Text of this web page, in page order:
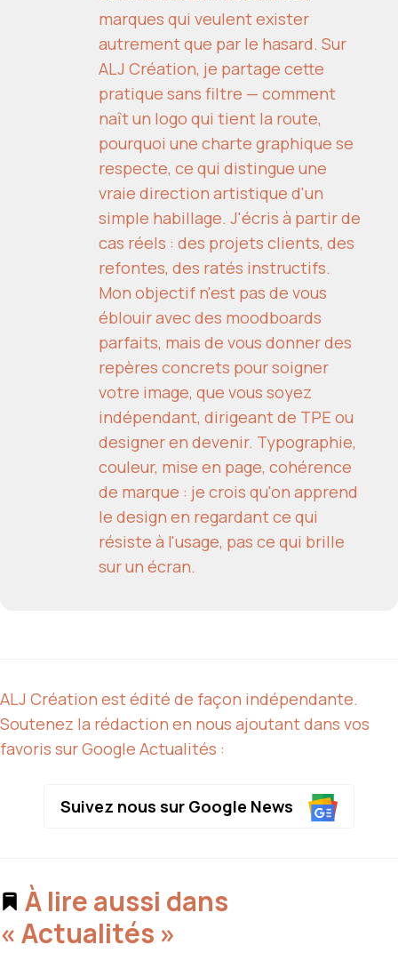
marques qui veulent exister
autrement que par le hasard. Sur
ALJ Création, je partage cette
pratique sans filtre — comment
naît un logo qui tient la route,
pourquoi une charte graphique se
respecte, ce qui distingue une
vraie direction artistique d'un
simple habillage. J'écris à partir de
cas réels : des projets clients, des
refontes, des ratés instructifs.
Mon objectif n'est pas de vous
éblouir avec des moodboards
parfaits, mais de vous donner des
repères concrets pour soigner
votre image, que vous soyez
indépendant, dirigeant de TPE ou
designer en devenir. Typographie,
couleur, mise en page, cohérence
de marque : je crois qu'on apprend
le design en regardant ce qui
résiste à l'usage, pas ce qui brille
sur un écran.
ALJ Création est édité de façon indépendante.
Soutenez la rédaction en nous ajoutant dans vos
favoris sur Google Actualités :
Suivez nous sur Google News
À lire aussi dans
« Actualités »